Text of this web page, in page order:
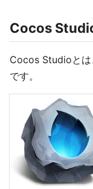
Cocos
Cocos Studioとは
です。